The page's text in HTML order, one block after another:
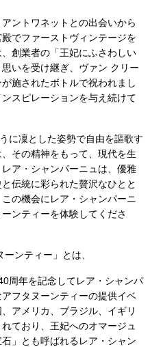
ントワネットとの出会いから
でファーストヴィンテージを
創業者の「王妃にふさわしい
いを受け継ぎ、ヴァン クリー
施されたボトルで祝われまし
スピレーションを与え続けて
に凜とした姿勢で自由を謳歌す
その精神をもって、現代を生
ア・シャンパーニュは、優雅
伝統に彩られた贅沢なひとと
の機会にレア・シャンパーニ
ンティーを体験してくださ
ンティー」とは、
周年を記念してレア・シャンパ
フタヌーンティーの提供イベ
アメリカ、ブラジル、イギリ
ており、王妃へのオマージュ
」とも呼ばれるレア・シャン